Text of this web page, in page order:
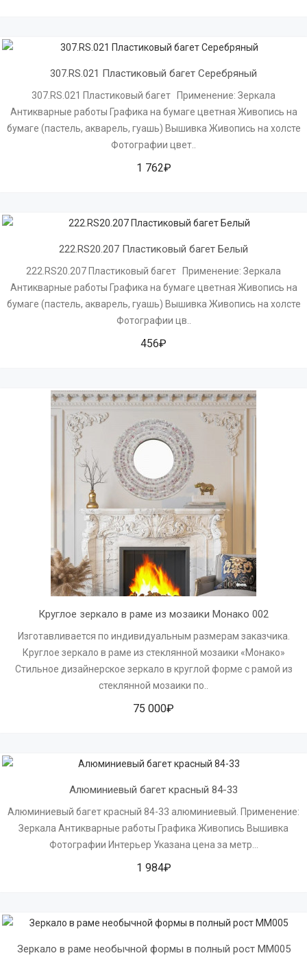
307.RS.021 Пластиковый багет Серебряный
307.RS.021 Пластиковый багет Применение: Зеркала
Антикварные работы Графика на бумаге цветная Живопись на
бумаге (пастель, акварель, гуашь) Вышивка Живопись на холсте
Фотографии цвет..
1 762₽
222.RS20.207 Пластиковый багет Белый
222.RS20.207 Пластиковый багет Применение: Зеркала
Антикварные работы Графика на бумаге цветная Живопись на
бумаге (пастель, акварель, гуашь) Вышивка Живопись на холсте
Фотографии цв..
456₽
Круглое зеркало в раме из мозаики Монако 002
Изготавливается по индивидуальным размерам заказчика.
Круглое зеркало в раме из стеклянной мозаики «Монако»
Стильное дизайнерское зеркало в круглой форме с рамой из
стеклянной мозаики по..
75 000₽
Алюминиевый багет красный 84-33
Алюминиевый багет красный 84-33 алюминиевый. Применение:
Зеркала Антикварные работы Графика Живопись Вышивка
Фотографии Интерьер Указана цена за метр...
1 984₽
Зеркало в раме необычной формы в полный рост MM005